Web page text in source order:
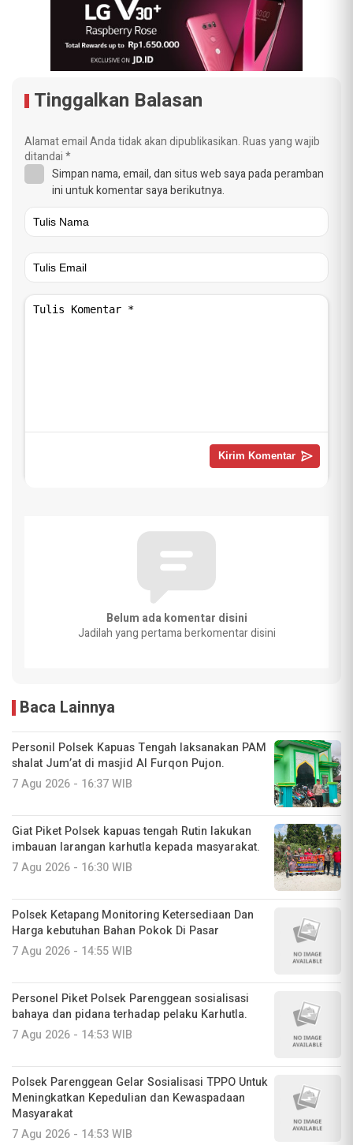
Tinggalkan Balasan
Alamat email Anda tidak akan dipublikasikan.Ruas yang wajib
ditandai*
Simpan nama, email, dan situs web saya pada peramban
ini untuk komentar saya berikutnya.
Belum ada komentar disini
Jadilah yang pertama berkomentar disini
Baca Lainnya
Personil Polsek Kapuas Tengah laksanakan PAM
shalat Jum’at di masjid Al Furqon Pujon.
7 Agu 2026 - 16:37 WIB
Giat Piket Polsek kapuas tengah Rutin lakukan
imbauan larangan karhutla kepada masyarakat.
7 Agu 2026 - 16:30 WIB
‎Polsek Ketapang Monitoring Ketersediaan Dan
Harga kebutuhan Bahan Pokok Di Pasar
7 Agu 2026 - 14:55 WIB
Personel Piket Polsek Parenggean sosialisasi
bahaya dan pidana terhadap pelaku Karhutla.
7 Agu 2026 - 14:53 WIB
Polsek Parenggean Gelar Sosialisasi TPPO Untuk
Meningkatkan Kepedulian dan Kewaspadaan
Masyarakat
7 Agu 2026 - 14:53 WIB